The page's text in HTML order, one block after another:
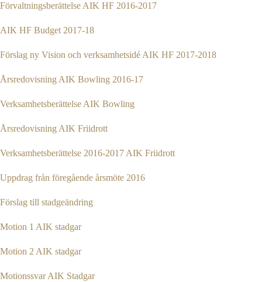
Förvaltningsberättelse AIK HF 2016-2017
AIK HF Budget 2017-18
Förslag ny Vision och verksamhetsidé AIK HF 2017-2018
Årsredovisning AIK Bowling 2016-17
Verksamhetsberättelse AIK Bowling
Årsredovisning AIK Friidrott
Verksamhetsberättelse 2016-2017 AIK Friidrott
Uppdrag från föregående årsmöte 2016
Förslag till stadgeändring
Motion 1 AIK stadgar
Motion 2 AIK stadgar
Motionssvar AIK Stadgar